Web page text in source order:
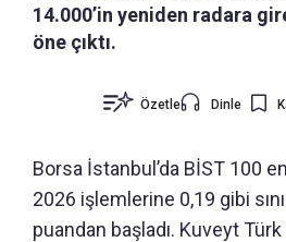
14.000’in yeniden radara
öne çıktı.
Özetle Dinle
Borsa İstanbul’da BİST 100
2026 işlemlerine 0,19 gibi
puandan başladı. Kuveyt Türk